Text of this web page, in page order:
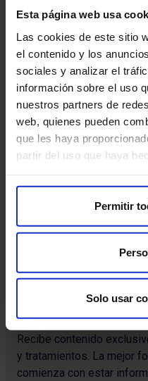
Esta página web usa
Las cookies de este sitio
el contenido y los
sociales y analizar el
información sobre el uso
nuestros partners de
web, quienes pueden
que les haya
partir del uso que haya
Permitir
Solo usar
El Dr. Álvaro
con un referente
técnicas
El Dr. Álvaro González
de la Unidad de
Universit…
Recibe contenido
y tratamientos. La mejor
comienza con estar